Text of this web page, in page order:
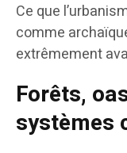
Ce que
comme
extrêmement
Forêts,
systèmes